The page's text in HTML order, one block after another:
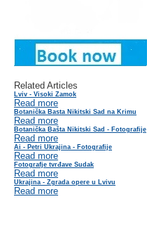
Related Articles
Lviv - Visoki Zamok
Read more
Botanička Basta Nikitski Sad na Krimu
Read more
Botanička Bašta Nikitski Sad - Fotografije
Read more
Ai - Petri Ukrajina - Fotografije
Read more
Fotografje tvrđave Sudak
Read more
Ukrajina - Zgrada opere u Lvivu
Read more